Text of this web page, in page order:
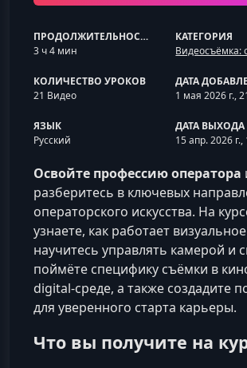
ПРОДОЛЖИТЕЛЬНОСТЬ
3 ч 4 мин
КАТЕГОРИЯ
КОЛИЧЕСТВО УРОКОВ
21 Видео
ДАТА
1 мая 2026 г.,
ЯЗЫК
Русский
ДАТА ВЫХОДА
15 апр. 2026 г.,
Освойте профессию оператора
разберитесь в ключевых
операторского искусства. На
узнаете, как работает
научитесь управлять камерой и
поймёте специфику съёмки в
digital-среде, а также создадите
для уверенного старта карьеры.
Что вы получите на